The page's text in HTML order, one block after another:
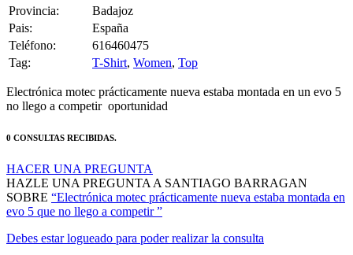
Pais:
España
Teléfono:
616460475
Tag:
T-Shirt,Women
Electrónica motec prácticamente nueva estaba montada en un evo 5
no llego a competir oportunidad
HAZLE UNA PREGUNTA A SANTIAGO BARRAGAN
SOBRE“Electrónica motec prácticamente nueva estaba montada en
evo 5 que no llego a competir ”
Debes estar logueado para poder realizar la consulta